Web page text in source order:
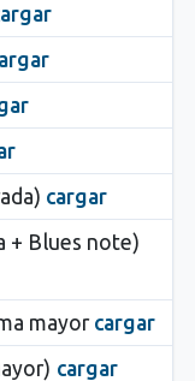
cargar
+ Blues note)
mayor cargar
cargar